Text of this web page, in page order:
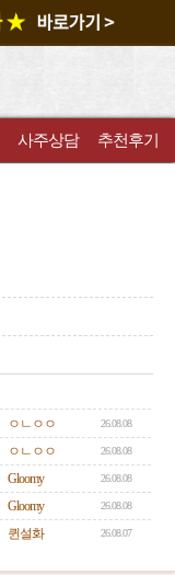
사주상담 추천후기
ㅇㄴㅇㅇ 26.08.08
ㅇㄴㅇㅇ 26.08.08
Gloomy 26.08.08
Gloomy 26.08.08
퀸설화 26.08.07